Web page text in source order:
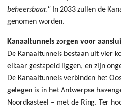
beheersbaar." In 2033 zullen de
genomen worden.
Kanaaltunnels zorgen voor
De Kanaaltunnels bestaan uit vier
elkaar gestapeld liggen, en zijn
De Kanaaltunnels verbinden het
gelegen is in het Antwerpse
Noordkasteel – met de Ring. Ter